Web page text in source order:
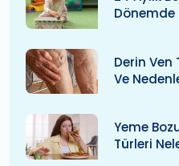
Dönemde
Derin Ven
Ve
Yeme
Türleri